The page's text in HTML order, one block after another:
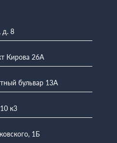
д. 8
Кирова 26А
бульвар 13А
к3
1Б